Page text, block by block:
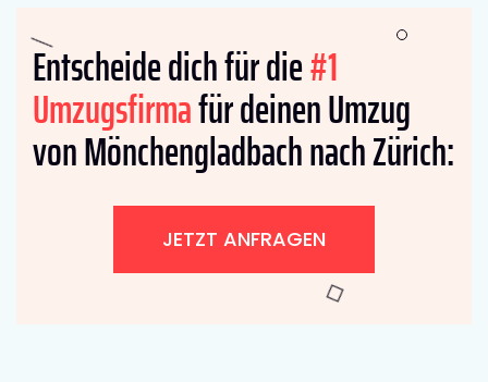
Entscheide dich für die#1
Umzugsfirmafür deinen Umzug
von Mönchengladbach nach Zürich:
JETZT ANFRAGEN